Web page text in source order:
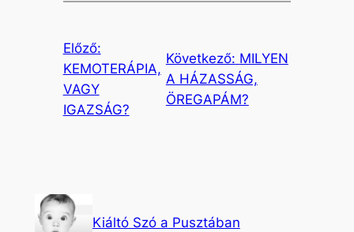
Előző:
KEMOTERÁPIA,
VAGY
IGAZSÁG?
Következő: MILYEN
A HÁZASSÁG,
ÖREGAPÁM?
Kiáltó Szó a Pusztában